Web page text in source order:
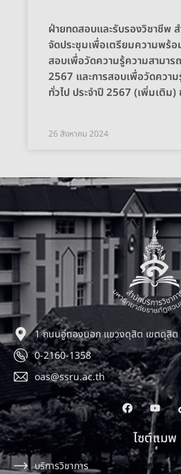
ฝ่ายทดสอบและรับรองวิชาชีพ
จัดประชุมเพื่อเตรียมความพร้อ
สอบเพื่อวัดความรู้ความสามาร
2567 และการสอบเพื่อวัดควา
ทั่วไป ประจำปี 2567 (เพิ่มเติม
26 สิงหาคม 2024
1 ถนนอู่ทองนอก แขวงดุสิต เขตดุสิต
0-2160-1358
oas@ssru.ac.th
ไซต์แมพ
บริการวิชาการ